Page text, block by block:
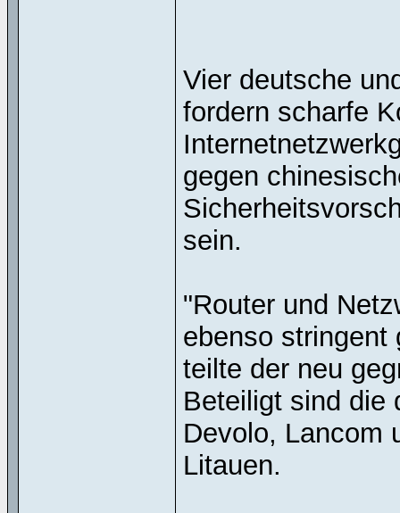
Vier deutsche
fordern scharfe
gegen
sein.
"Router und
ebenso stringent
teilte der neu
Beteiligt sind die
Devolo, Lancom
Litauen.